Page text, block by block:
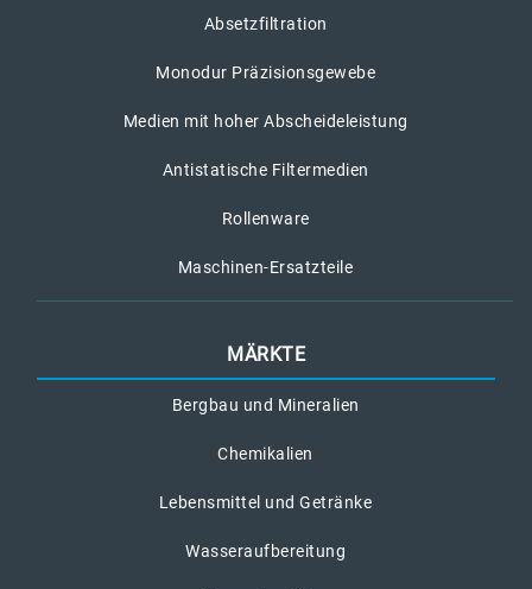
Absetzfiltration
Monodur Präzisionsgewebe
Medien mit hoher Abscheideleistung
Antistatische Filtermedien
Rollenware
Maschinen-Ersatzteile
MÄRKTE
Bergbau und Mineralien
Chemikalien
Lebensmittel und Getränke
Wasseraufbereitung